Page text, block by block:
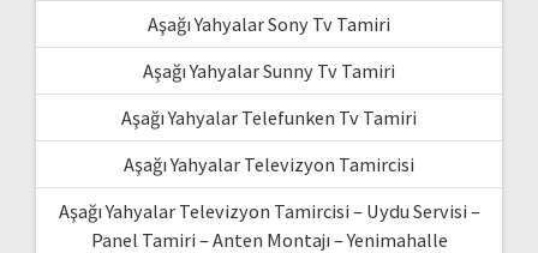
Aşağı Yahyalar Sony Tv Tamiri
Aşağı Yahyalar Sunny Tv Tamiri
Aşağı Yahyalar Telefunken Tv Tamiri
Aşağı Yahyalar Televizyon Tamircisi
Aşağı Yahyalar Televizyon Tamircisi – Uydu Servisi –
Panel Tamiri – Anten Montajı – Yenimahalle